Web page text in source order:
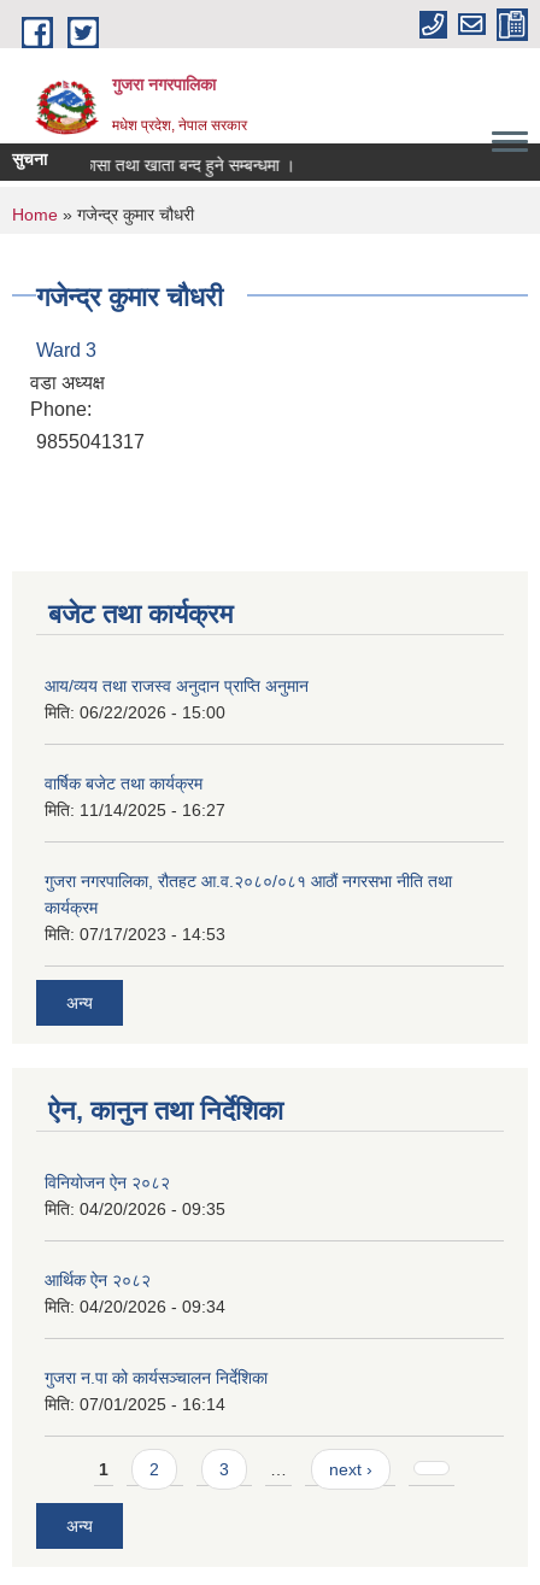
Skip to main content
गुजरा नगरपालिका
मधेश प्रदेश, नेपाल सरकार
सुचनानिकासा तथा खाता बन्द हुने सम्बन्धमा ।
You are here
Home » गजेन्द्र कुमार चौधरी
गजेन्द्र कुमार चौधरी
Ward 3
वडा अध्यक्ष
Phone:
9855041317
बजेट तथा कार्यक्रम
आय/व्यय तथा राजस्व अनुदान प्राप्ति अनुमान
मिति: 06/22/2026 - 15:00
वार्षिक बजेट तथा कार्यक्रम
मिति: 11/14/2025 - 16:27
गुजरा नगरपालिका, रौतहट आ.व.२०८०/०८१ आठौं नगरसभा नीति तथा
कार्यक्रम
मिति: 07/17/2023 - 14:53
अन्य
ऐन, कानुन तथा निर्देशिका
विनियोजन ऐन २०८२
मिति: 04/20/2026 - 09:35
आर्थिक ऐन २०८२
मिति: 04/20/2026 - 09:34
गुजरा न.पा को कार्यसञ्चालन निर्देशिका
मिति: 07/01/2025 - 16:14
Pages
1 2 3 … next ›
अन्य